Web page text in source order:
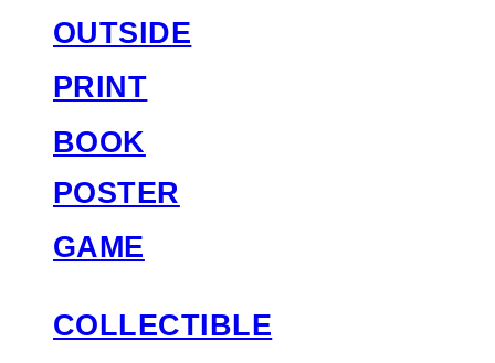
OUTSIDE
PRINT
BOOK
POSTER
GAME
COLLECTIBLE